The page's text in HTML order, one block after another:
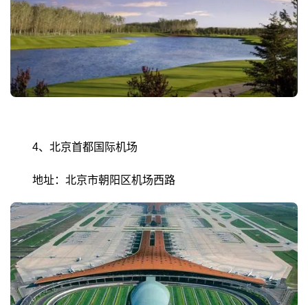
4、北京首都国际机场
地址：北京市朝阳区机场西路